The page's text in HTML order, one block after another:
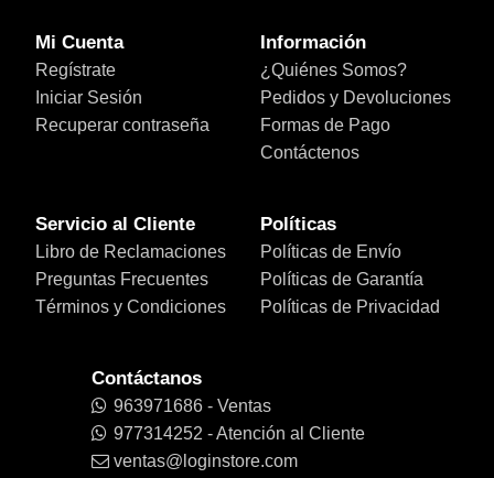
Mi Cuenta
Regístrate
Iniciar Sesión
Recuperar contraseña
Información
¿Quiénes Somos?
Pedidos y Devoluciones
Formas de Pago
Contáctenos
Servicio al Cliente
Libro de Reclamaciones
Preguntas Frecuentes
Términos y Condiciones
Políticas
Políticas de Envío
Políticas de Garantía
Políticas de Privacidad
Contáctanos
963971686 - Ventas
977314252 - Atención al Cliente
ventas@loginstore.com